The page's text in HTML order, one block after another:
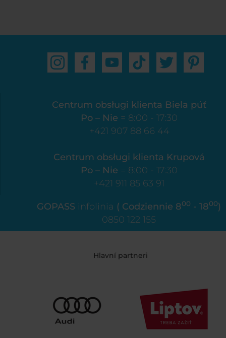
Centrum obsługi klienta Biela púť
Po – Nie = 8:00 - 17:30
+421 907 88 66 44
Centrum obsługi klienta Krupová
Po – Nie = 8:00 - 17:30
+421 911 85 63 91
GOPASS infolinia ( Codziennie 800 - 1800)
0850 122 155
Hlavní partneri